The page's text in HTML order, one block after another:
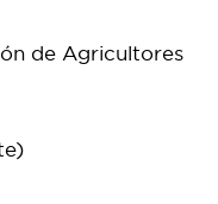
de Agricultores